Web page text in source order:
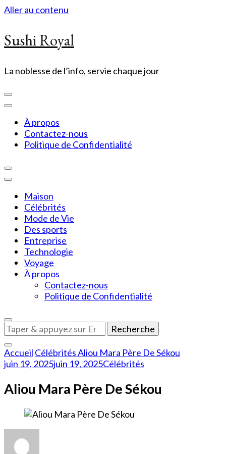
Aller au contenu
Sushi Royal
La noblesse de l’info, servie chaque jour
À propos
Contactez-nous
Politique de Confidentialité
Maison
Célébrités
Mode de Vie
Des sports
Entreprise
Technologie
Voyage
À propos
Contactez-nous
Politique de Confidentialité
Vous
recherchiez
quelque
chose
?
Accueil CélébritésAliou Mara Père De Sékou
juin 19, 2025juin 19, 2025Célébrités
Aliou Mara Père De Sékou